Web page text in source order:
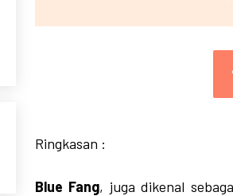
Ringkasan :
Blue Fang, juga dikenal